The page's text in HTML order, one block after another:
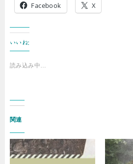
Facebook X
いいね:
読み込み中…
関連